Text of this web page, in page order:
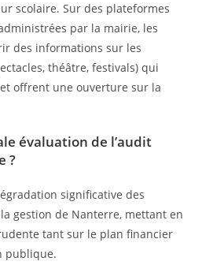
scolaire. Sur des plateformes
par la mairie, les
des informations sur les
théâtre, festivals) qui
offrent une ouverture sur la
évaluation de l’audit
?
significative des
gestion de Nanterre, mettant en
tant sur le plan financier
publique.